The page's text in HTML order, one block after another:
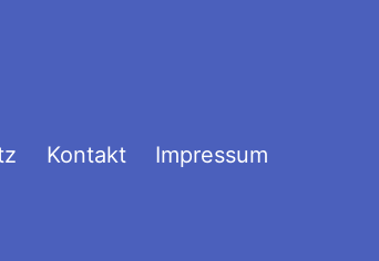
Kontakt Impressum